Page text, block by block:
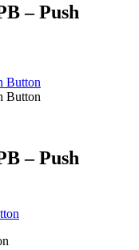
– Push
Button
Button
– Push